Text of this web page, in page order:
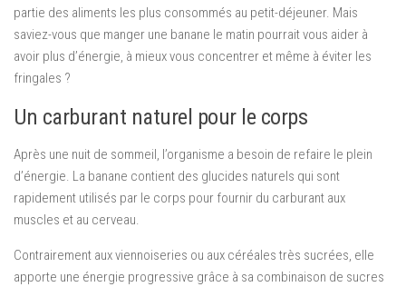
partie des aliments les plus consommés au petit-déjeuner. Mais
saviez-vous que manger une banane le matin pourrait vous aider à
avoir plus d’énergie, à mieux vous concentrer et même à éviter les
fringales ?
Un carburant naturel pour le corps
Après une nuit de sommeil, l’organisme a besoin de refaire le plein
d’énergie. La banane contient des glucides naturels qui sont
rapidement utilisés par le corps pour fournir du carburant aux
muscles et au cerveau.
Contrairement aux viennoiseries ou aux céréales très sucrées, elle
apporte une énergie progressive grâce à sa combinaison de sucres